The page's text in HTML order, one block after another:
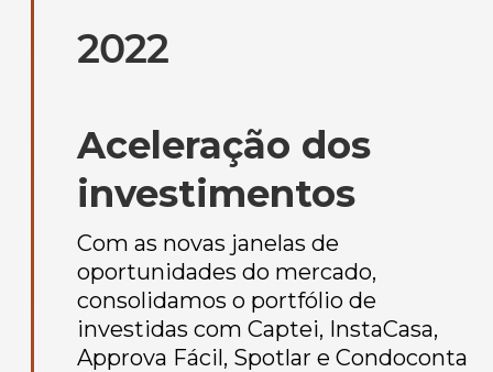
2022
Aceleração dos
investimentos
Com as novas janelas de
oportunidades do mercado,
consolidamos o portfólio de
investidas com Captei, InstaCasa,
Approva Fácil, Spotlar e Condoconta